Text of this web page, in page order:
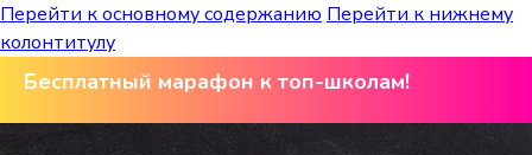
Перейти к основному содержанию Перейти к нижнему
колонтитулу
Бесплатный марафон к топ-школам!